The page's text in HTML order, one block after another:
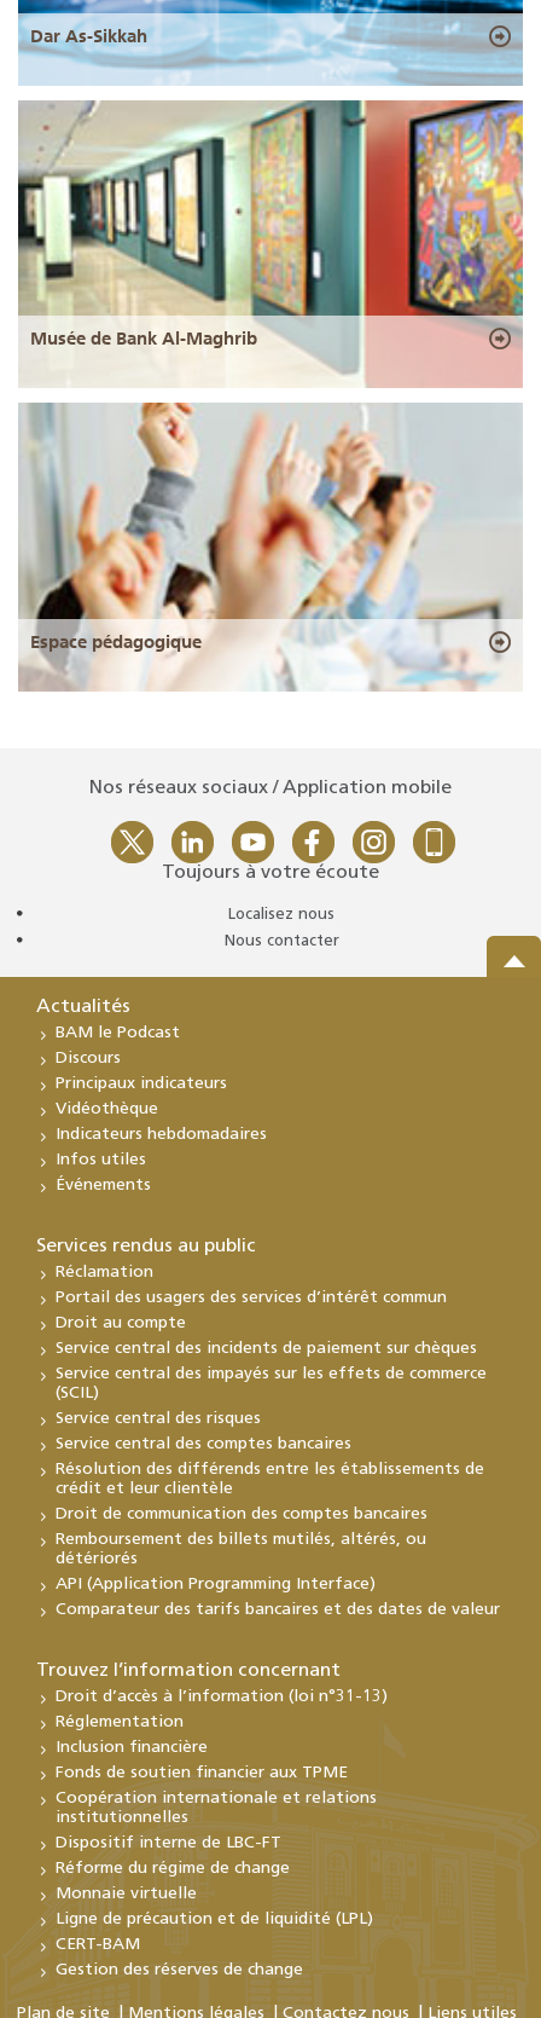
Dar As-Sikkah
Musée de Bank Al-Maghrib
Espace pédagogique
Nos réseaux sociaux / Application mobile
Toujours à votre écoute
Localisez nous
Nous contacter
Actualités
BAM le Podcast
Discours
Principaux indicateurs
Vidéothèque
Indicateurs hebdomadaires
Infos utiles
Événements
Services rendus au public
Réclamation
Portail des usagers des services d’intérêt commun
Droit au compte
Service central des incidents de paiement sur chèques
Service central des impayés sur les effets de commerce
(SCIL)
Service central des risques
Service central des comptes bancaires
Résolution des différends entre les établissements de
crédit et leur clientèle
Droit de communication des comptes bancaires
Remboursement des billets mutilés, altérés, ou
détériorés
API (Application Programming Interface)
Comparateur des tarifs bancaires et des dates de valeur
Trouvez l’information concernant
Droit d’accès à l’information (loi n°31-13)
Réglementation
Inclusion financière
Fonds de soutien financier aux TPME
Coopération internationale et relations
institutionnelles
Dispositif interne de LBC-FT
Réforme du régime de change
Monnaie virtuelle
Ligne de précaution et de liquidité (LPL)
CERT-BAM
Gestion des réserves de change
Plan de site Mentions légales Contactez nous Liens utiles